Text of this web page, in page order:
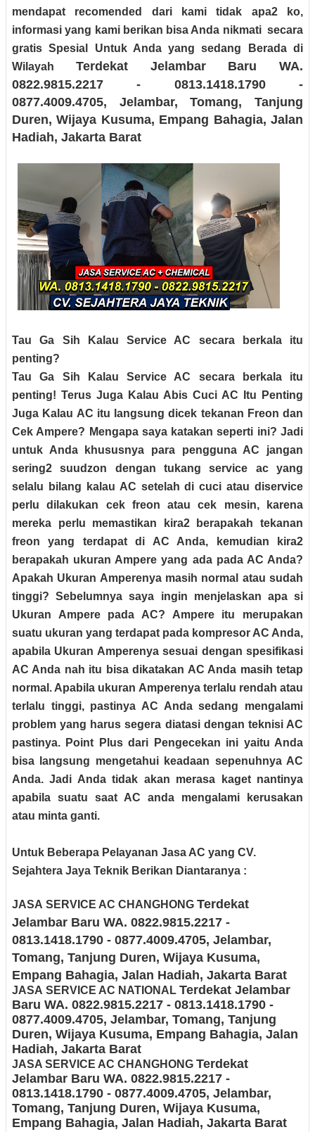
mendapat recomended dari kami tidak apa2 ko,
informasi yang kami berikan bisa Anda nikmati secara
gratis Spesial Untuk Anda yang sedang Berada di
Wilayah Terdekat Jelambar Baru WA.
0822.9815.2217 - 0813.1418.1790 -
0877.4009.4705, Jelambar, Tomang, Tanjung
Duren, Wijaya Kusuma, Empang Bahagia, Jalan
Hadiah, Jakarta Barat
Tau Ga Sih Kalau Service AC secara berkala itu
penting?
Tau Ga Sih Kalau Service AC secara berkala itu
penting! Terus Juga Kalau Abis Cuci AC Itu Penting
Juga Kalau AC itu langsung dicek tekanan Freon dan
Cek Ampere? Mengapa saya katakan seperti ini? Jadi
untuk Anda khususnya para pengguna AC jangan
sering2 suudzon dengan tukang service ac yang
selalu bilang kalau AC setelah di cuci atau diservice
perlu dilakukan cek freon atau cek mesin, karena
mereka perlu memastikan kira2 berapakah tekanan
freon yang terdapat di AC Anda, kemudian kira2
berapakah ukuran Ampere yang ada pada AC Anda?
Apakah Ukuran Amperenya masih normal atau sudah
tinggi? Sebelumnya saya ingin menjelaskan apa si
Ukuran Ampere pada AC? Ampere itu merupakan
suatu ukuran yang terdapat pada kompresor AC Anda,
apabila Ukuran Amperenya sesuai dengan spesifikasi
AC Anda nah itu bisa dikatakan AC Anda masih tetap
normal. Apabila ukuran Amperenya terlalu rendah atau
terlalu tinggi, pastinya AC Anda sedang mengalami
problem yang harus segera diatasi dengan teknisi AC
pastinya. Point Plus dari Pengecekan ini yaitu Anda
bisa langsung mengetahui keadaan sepenuhnya AC
Anda. Jadi Anda tidak akan merasa kaget nantinya
apabila suatu saat AC anda mengalami kerusakan
atau minta ganti.
Untuk Beberapa Pelayanan Jasa AC yang CV.
Sejahtera Jaya Teknik Berikan Diantaranya :
JASA SERVICE AC CHANGHONG Terdekat
Jelambar Baru WA. 0822.9815.2217 -
0813.1418.1790 - 0877.4009.4705, Jelambar,
Tomang, Tanjung Duren, Wijaya Kusuma,
Empang Bahagia, Jalan Hadiah, Jakarta Barat
JASA SERVICE AC NATIONAL Terdekat Jelambar
Baru WA. 0822.9815.2217 - 0813.1418.1790 -
0877.4009.4705, Jelambar, Tomang, Tanjung
Duren, Wijaya Kusuma, Empang Bahagia, Jalan
Hadiah, Jakarta Barat
JASA SERVICE AC CHANGHONG Terdekat
Jelambar Baru WA. 0822.9815.2217 -
0813.1418.1790 - 0877.4009.4705, Jelambar,
Tomang, Tanjung Duren, Wijaya Kusuma,
Empang Bahagia, Jalan Hadiah, Jakarta Barat